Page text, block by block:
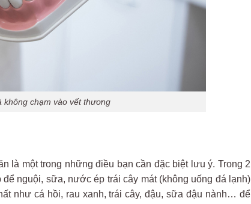
không chạm vào vết thương
là một trong những điều bạn cần đặc biệt lưu ý. Trong 2
nguội, sữa, nước ép trái cây mát (không uống đá lạnh)
như cá hồi, rau xanh, trái cây, đậu, sữa đậu nành… để